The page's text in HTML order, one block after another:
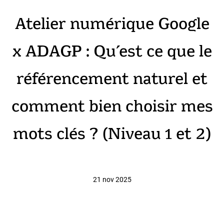
Atelier numérique Google
x ADAGP : Qu’est ce que le
référencement naturel et
comment bien choisir mes
mots clés ? (Niveau 1 et 2)
21 nov 2025